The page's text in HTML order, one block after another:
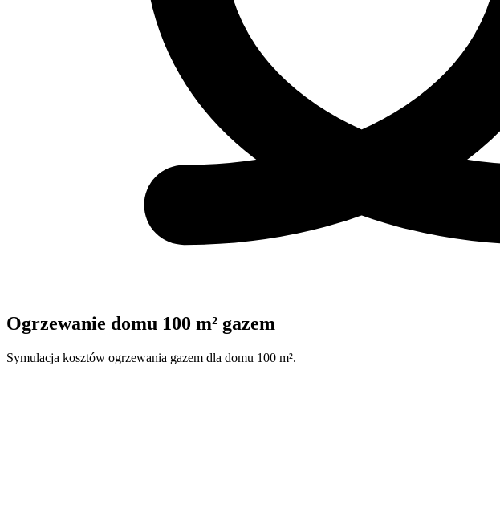
Ogrzewanie domu 100 m² gazem
Symulacja kosztów ogrzewania gazem dla domu 100 m².